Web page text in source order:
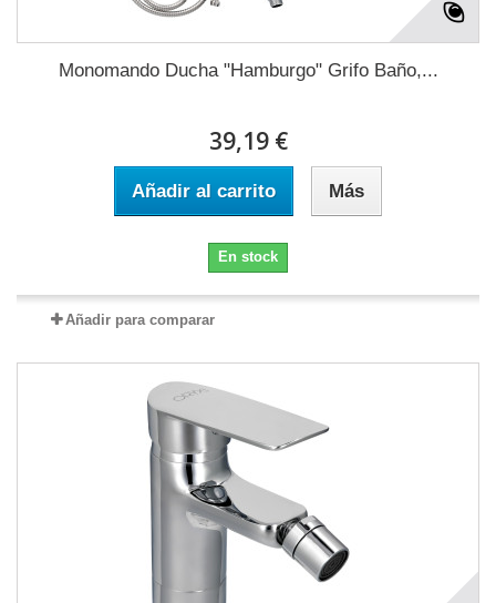
Monomando Ducha "Hamburgo" Grifo Baño,...
39,19 €
Añadir al carrito Más
En stock
Añadir para comparar